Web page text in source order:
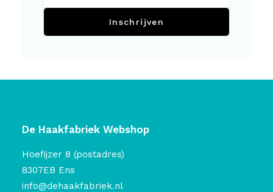
Inschrijven
De Haakfabriek Webshop
Hoefijzer 8 (postadres)
8307EB Ens
info@dehaakfabriek.nl